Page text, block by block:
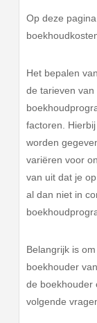
Op deze
Het bepalen
de tarieven
factoren.
worden
variëren voor
van uit dat je
al dan niet in
Belangrijk is
boekhouder
de boekhouder
volgende